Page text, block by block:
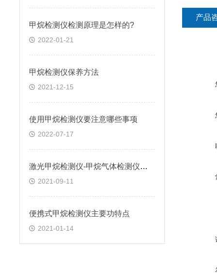
甲烷检测仪检测原理是怎样的?
2022-01-21
甲烷检测仪保养方法
2021-12-15
使用甲烷检测仪要注意哪些事项
2022-07-17
激光甲烷检测仪-甲烷气体检测仪厂家-甲烷气体检测仪价格-逸云天
2021-09-11
便携式甲烷检测仪主要功特点
2021-01-14
产品